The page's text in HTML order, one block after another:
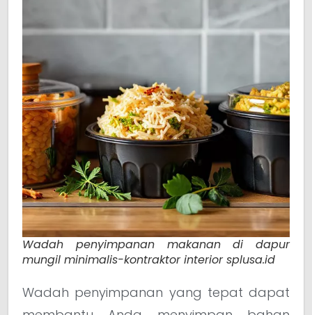
Wadah penyimpanan makanan di dapur
mungil minimalis-kontraktor interior splusa.id
Wadah penyimpanan yang tepat dapat